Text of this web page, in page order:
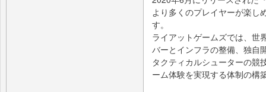
より多くのプレイヤーが楽し
す。
ライアットゲームズでは、世
バーとインフラの整備、独自
タクティカルシューターの競
ーム体験を実現する体制の構